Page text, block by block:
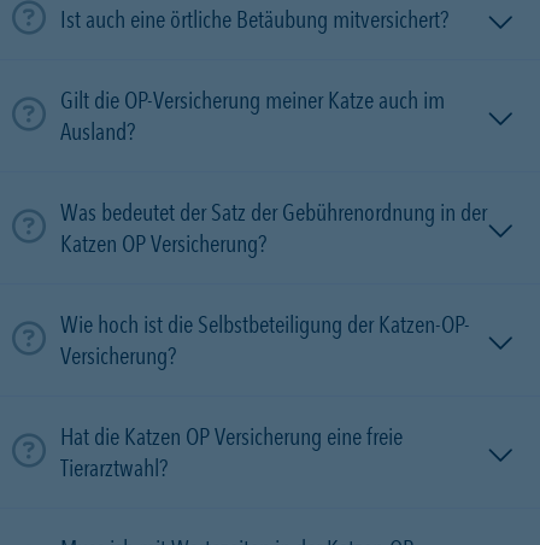
Ist auch eine örtliche Betäubung mitversichert?
Gilt die OP-Versicherung meiner Katze auch im
Ausland?
Was bedeutet der Satz der Gebührenordnung in der
Katzen OP Versicherung?
Wie hoch ist die Selbstbeteiligung der Katzen-OP-
Versicherung?
Hat die Katzen OP Versicherung eine freie
Tierarztwahl?